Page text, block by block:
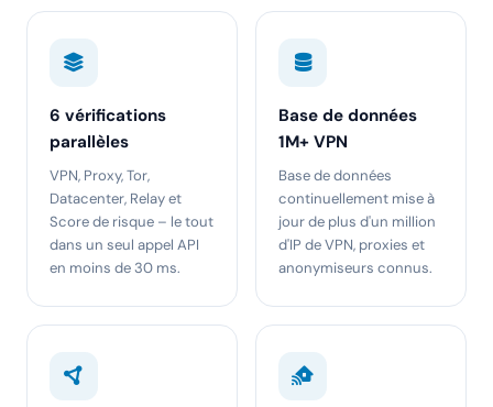
6 vérifications
parallèles
VPN, Proxy, Tor,
Datacenter, Relay et
Score de risque – le tout
dans un seul appel API
en moins de 30 ms.
Base de données
1M+ VPN
Base de données
continuellement mise à
jour de plus d'un million
d'IP de VPN, proxies et
anonymiseurs connus.